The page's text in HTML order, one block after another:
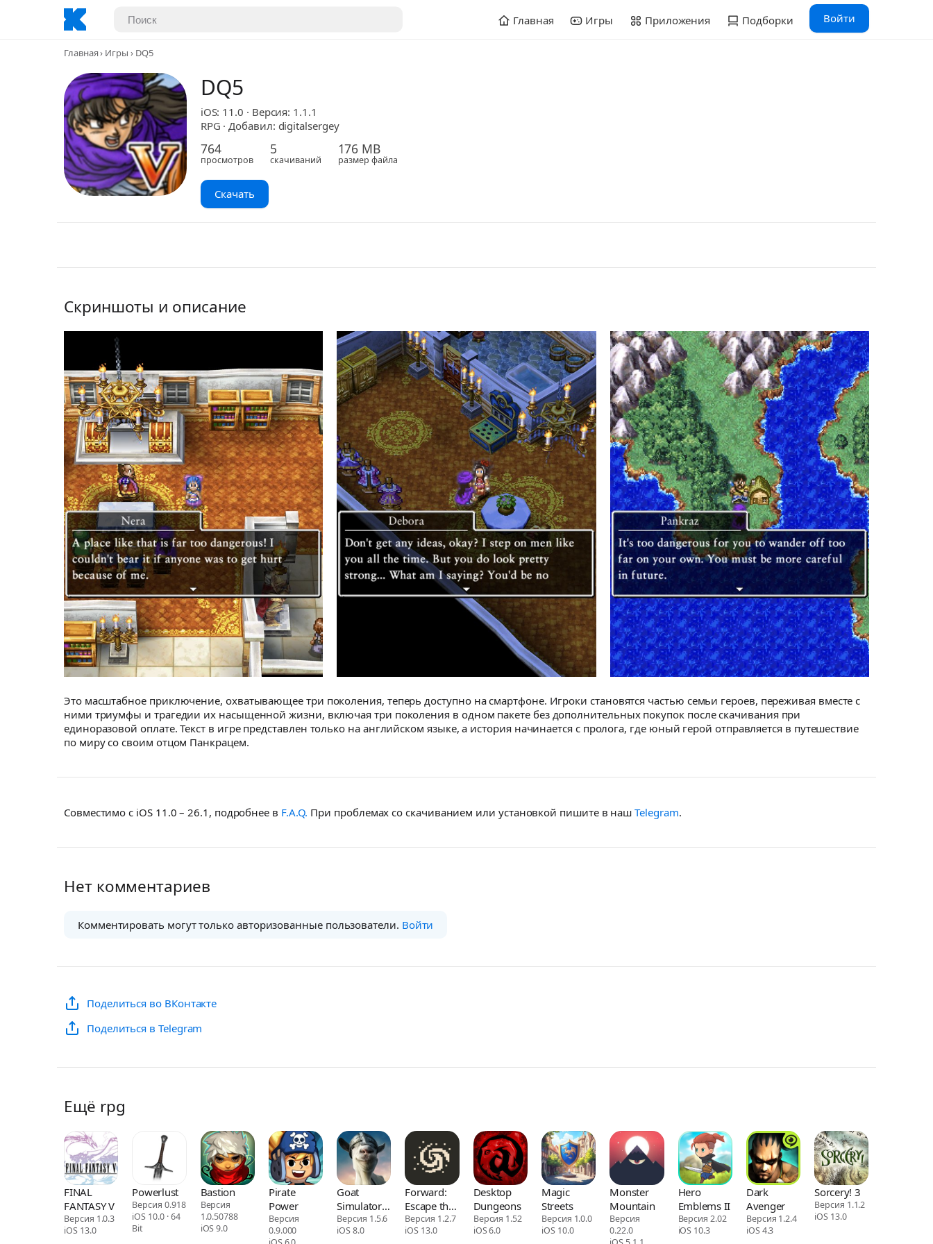
Главная Игры Приложения Подборки Войти
Главная Игры DQ5
DQ5
iOS: 11.0 · Версия: 1.1.1
RPG · Добавил: digitalsergey
764
просмотров
5
скачиваний
176 MB
размер файла
Скачать
Скриншоты и описание
Это масштабное приключение, охватывающее три поколения, теперь доступно на смартфоне. Игроки становятся частью семьи героев, переживая вместе с
ними триумфы и трагедии их насыщенной жизни, включая три поколения в одном пакете без дополнительных покупок после скачивания при
единоразовой оплате. Текст в игре представлен только на английском языке, а история начинается с пролога, где юный герой отправляется в путешествие
по миру со своим отцом Панкрацем.
Совместимо с iOS 11.0 – 26.1, подробнее в F.A.Q. При проблемах со скачиванием или установкой пишите в нашTelegram.
Нет комментариев
Комментировать могут только авторизованные пользователи. Войти
Поделиться во ВКонтакте
Поделиться в Telegram
Ещё rpg
FINAL
FANTASY V
Версия 1.0.3
iOS 13.0
Powerlust
Версия 0.918
iOS 10.0 · 64
Bit
Bastion
Версия
1.0.50788
iOS 9.0
Pirate
Power
Версия
0.9.000
Goat
Simulator
MMO
Simulator
Версия 1.5.6
iOS 8.0
Forward:
Escape the
Fold
Версия 1.2.7
iOS 13.0
Desktop
Dungeons
Версия 1.52
iOS 6.0
Magic
Streets
Версия 1.0.0
iOS 10.0
Monster
Mountain
Версия
0.22.0
Hero
Emblems II
Версия 2.02
iOS 10.3
Dark
Avenger
Версия 1.2.4
iOS 4.3
Sorcery! 3
Версия 1.1.2
iOS 13.0